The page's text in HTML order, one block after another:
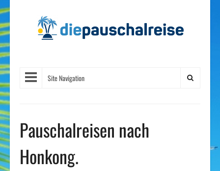
Site Navigation
Pauschalreisen nach
Honkong.